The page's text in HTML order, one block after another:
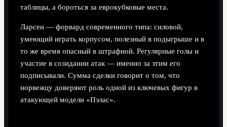
таблицы, а бороться за еврокубковые места.
Ларсен — форвард современного типа: силовой,
умеющий играть корпусом, полезный в подыгрыше и в
то же время опасный в штрафной. Регулярные голы и
участие в созидании атак — именно за этим его
подписывали. Сумма сделки говорит о том, что
норвежцу доверяют роль одной из ключевых фигур в
атакующей модели «Пэлас».